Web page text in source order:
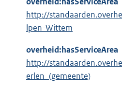
http://
lpen-Wittem
overheid:hasServiceArea
http://
erlen_(gemeente)